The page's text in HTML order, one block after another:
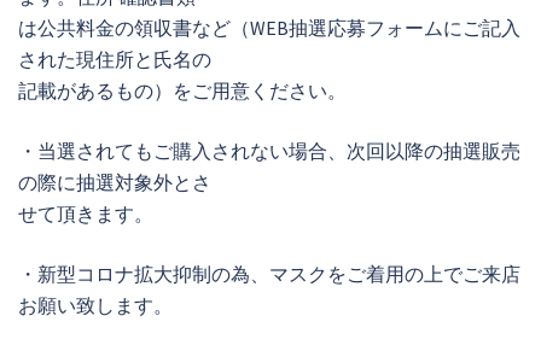
は公共料金の領収書など（WEB抽選応募フォームにご記入
された現住所と氏名の
記載があるもの）をご用意ください。
・当選されてもご購入されない場合、次回以降の抽選販売
の際に抽選対象外とさ
せて頂きます。
・新型コロナ拡大抑制の為、マスクをご着用の上でご来店
お願い致します。